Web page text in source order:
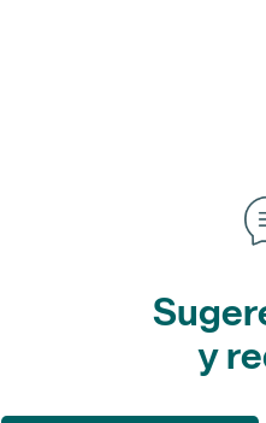
es de 0 estrellas de 5.
y